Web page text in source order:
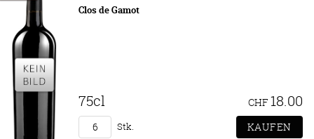
Clos de Gamot
75cl CHF 18.00
Stk.